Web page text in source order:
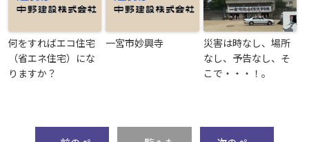
何をすればエコ住宅
（省エネ住宅）にな
りますか？
一宮市妙興寺
災害は時なし、場所
なし、予告なし、そ
こで・・・！。